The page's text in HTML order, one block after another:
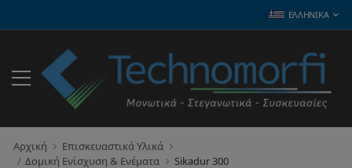
ΕΛΛΗΝΙΚΆ
Αρχική
Επισκευαστικά Υλικά
Δομική Ενίσχυση & Ενέματα
Sikadur 300